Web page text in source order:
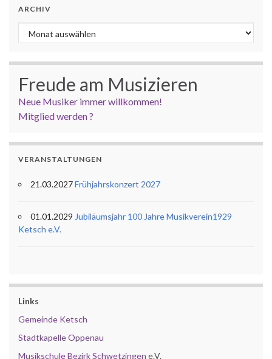
ARCHIV
Archiv
Freude am Musizieren
Neue Musiker immer willkommen!
Mitglied werden ?
VERANSTALTUNGEN
21.03.2027Frühjahrskonzert 2027
01.01.2029 Jubiläumsjahr 100 Jahre Musikverein1929
Ketsch e.V.
Links
Gemeinde Ketsch
Stadtkapelle Oppenau
Musikschule Bezirk Schwetzingen e.V.